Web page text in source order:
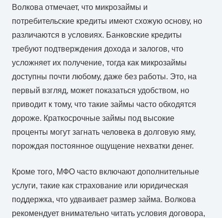
Волкова отмечает, что микрозаймы и
потребительские кредиты имеют схожую основу, но
различаются в условиях. Банковские кредиты
требуют подтверждения дохода и залогов, что
усложняет их получение, тогда как микрозаймы
доступны почти любому, даже без работы. Это, на
первый взгляд, может показаться удобством, но
приводит к тому, что такие займы часто обходятся
дороже. Краткосрочные займы под высокие
проценты могут загнать человека в долговую яму,
порождая постоянное ощущение нехватки денег.
Кроме того, МФО часто включают дополнительные
услуги, такие как страхование или юридическая
поддержка, что удваивает размер займа. Волкова
рекомендует внимательно читать условия договора,